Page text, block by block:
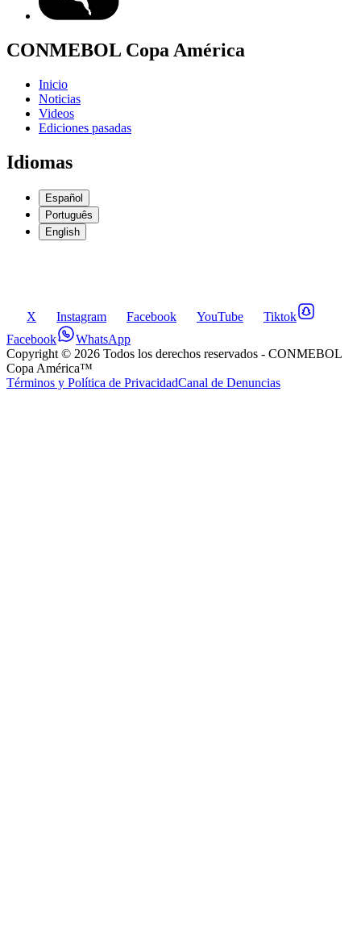
CONMEBOL Copa América
Inicio
Noticias
Videos
Ediciones pasadas
Idiomas
Español
Português
English
X Instagram Facebook YouTube
Tiktok
Facebook
WhatsApp
Copyright © 2026 Todos los derechos reservados - CONMEBOL
Copa América™
Términos y Política de PrivacidadCanal de Denuncias